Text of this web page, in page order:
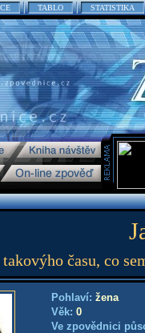
TABLO STATISTIKA
takovýho času, co
Pohlaví: žena
Věk: 0
Ve zpovědnici